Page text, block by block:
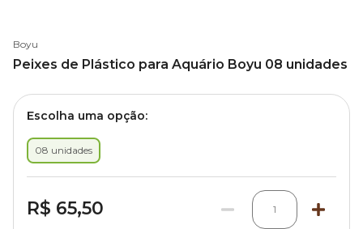
Boyu
Peixes de Plástico para Aquário Boyu 08 unidades
Escolha uma opção:
08 unidades
R$ 65,50 1